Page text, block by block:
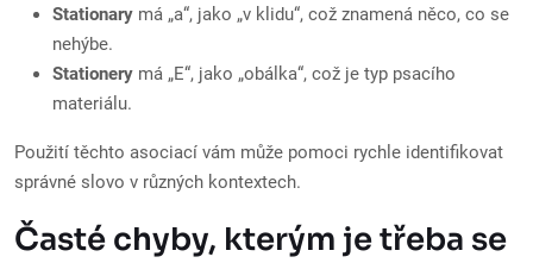
Stationary má „a“, jako „v klidu“, což znamená něco, co se
nehýbe.
Stationery má „E“, jako „obálka“, což je typ psacího
materiálu.
Použití těchto asociací vám může pomoci rychle identifikovat
správné slovo v různých kontextech.
Časté chyby, kterým je třeba se